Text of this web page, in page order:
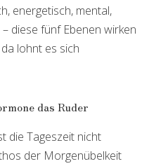
energetisch, mental,
diese fünf Ebenen wirken
lohnt es sich
das Ruder
die Tageszeit nicht
der Morgenübelkeit